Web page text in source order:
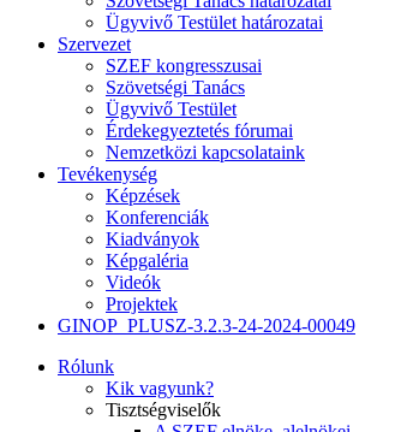
Ügyvivő Testület határozatai
Szervezet
SZEF kongresszusai
Szövetségi Tanács
Ügyvivő Testület
Érdekegyeztetés fórumai
Nemzetközi kapcsolataink
Tevékenység
Képzések
Konferenciák
Kiadványok
Képgaléria
Videók
Projektek
GINOP_PLUSZ-3.2.3-24-2024-00049
Rólunk
Kik vagyunk?
Tisztségviselők